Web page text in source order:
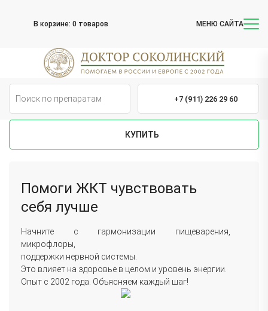
В корзине: 0 товаров МЕНЮ САЙТА
+7 (911) 226 29 60
КУПИТЬ
Помоги ЖКТ чувствовать
себя лучше
Начните c гармонизации пищеварения,
микрофлоры,
поддержки нервной системы.
Это влияет на здоровье в целом и уровень энергии.
Опыт с 2002 года. Объясняем каждый шаг!